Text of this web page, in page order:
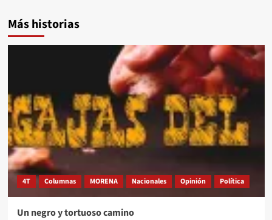
Más historias
4T Columnas MORENA Nacionales Opinión Política
Un negro y tortuoso camino